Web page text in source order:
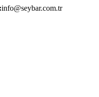
info@seybar.com.tr